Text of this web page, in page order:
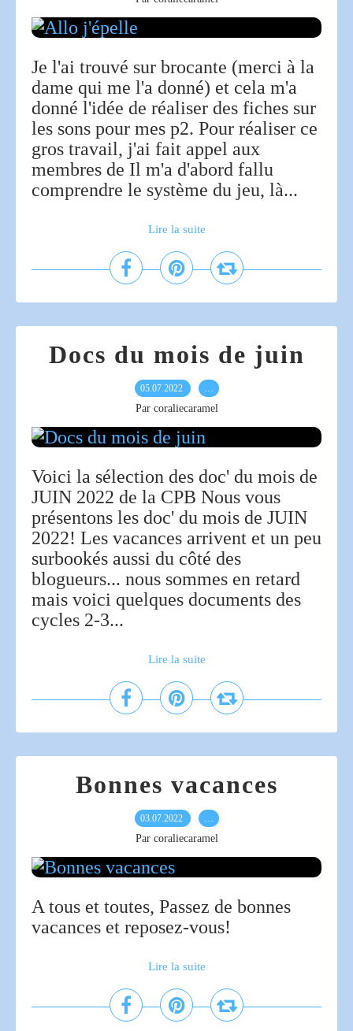
Je l'ai trouvé sur brocante (merci à la
dame qui me l'a donné) et cela m'a
donné l'idée de réaliser des fiches sur
les sons pour mes p2. Pour réaliser ce
gros travail, j'ai fait appel aux
membres de Il m'a d'abord fallu
comprendre le système du jeu, là...
Lire la suite
Docs du mois de juin
05.07.2022 …
Par coraliecaramel
Voici la sélection des doc' du mois de
JUIN 2022 de la CPB Nous vous
présentons les doc' du mois de JUIN
2022! Les vacances arrivent et un peu
surbookés aussi du côté des
blogueurs... nous sommes en retard
mais voici quelques documents des
cycles 2-3...
Lire la suite
Bonnes vacances
03.07.2022 …
Par coraliecaramel
A tous et toutes, Passez de bonnes
vacances et reposez-vous!
Lire la suite